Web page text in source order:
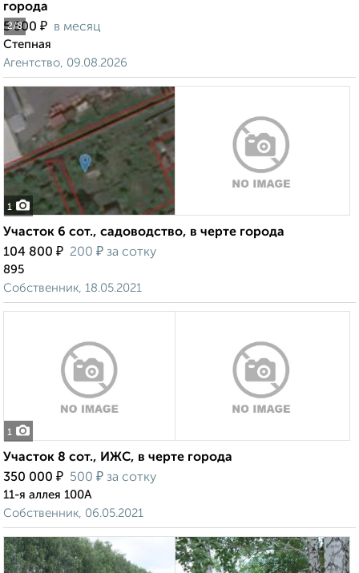
2/8
города
5 500 ₽ в месяц
Степная
Агентство, 09.08.2026
1
Участок 6 сот., садоводство, в черте города
104 800 ₽ 200 ₽ за сотку
895
Собственник, 18.05.2021
1
Участок 8 сот., ИЖС, в черте города
350 000 ₽ 500 ₽ за сотку
11-я аллея 100А
Собственник, 06.05.2021